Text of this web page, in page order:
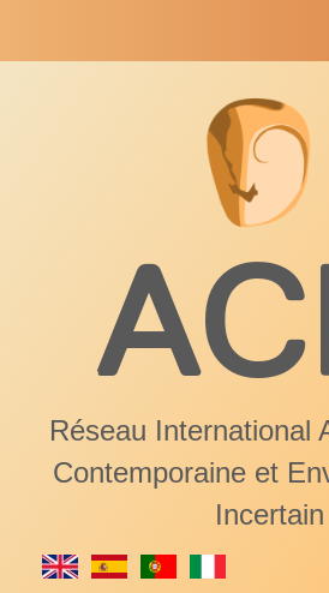
Contact
Archives
Réseau International
Contemporaine et
Incertain